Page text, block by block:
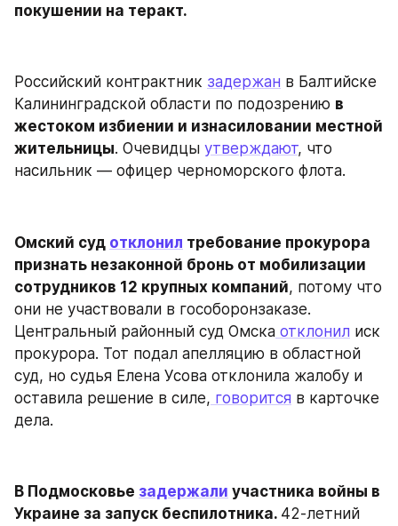
покушении на теракт.
Российский контрактник задержан в Балтийске
Калининградской области по подозрению в
жестоком избиении и изнасиловании местной
жительницы. Очевидцы утверждают, что
насильник — офицер черноморского флота.
Омский суд отклонил требование прокурора
признать незаконной бронь от мобилизации
сотрудников 12 крупных компаний, потому что
они не участвовали в гособоронзаказе.
Центральный районный суд Омска отклонил иск
прокурора. Тот подал апелляцию в областной
суд, но судья Елена Усова отклонила жалобу и
оставила решение в силе, говорится в карточке
дела.
В Подмосковье задержали участника войны в
Украине за запуск беспилотника. 42-летний